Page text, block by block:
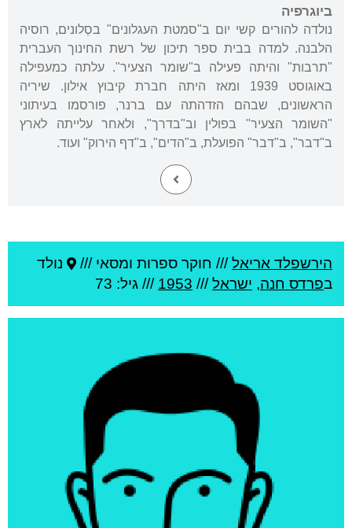
ביוגרפיה
נולדה להורים קשי יום ב"סמטת העגלונים" בסְלונים, רוסיה
הלבנה. למדה בבית ספר תיכון של רשת החינוך העברית
"תרבות" והיתה פעילה ב"שומר הצעיר". עלתה כמעפילה
באוגוסט 1939 ומאז היתה חברת קיבוץ אילון. שיריה
הראשונים, שבהם הזדהתה עם ברנר, פורסמו בעיתוני
"השומר הצעיר" בפולין וב"בדרך", ולאחר עלייתה לארץ
ב"דבר", ב"דבר" הפועלת, ב"הדים", ב"דף הירוק" ועוד.
הירשפלד אריאל/// חוקר ספרות ומסאי ///
נולד
בפרדס חנה, ישראל///
1953 /// גיל: 73